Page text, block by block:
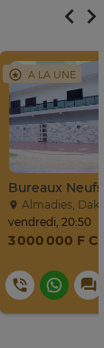
A LA UNE
Almadies,
vendredi, 20:50
3 000 000 F